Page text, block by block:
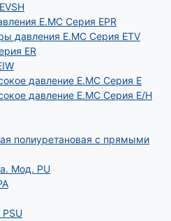
E.MC Серия EPR
давления E.MC Серия ETV
ER
давление E.MC Серия E
давление E.MC Серия E/H
полиуретановая с прямыми
Мод. РU